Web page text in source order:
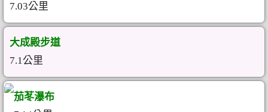
7.03公里
大成殿步道
7.1公里
茄苳瀑布